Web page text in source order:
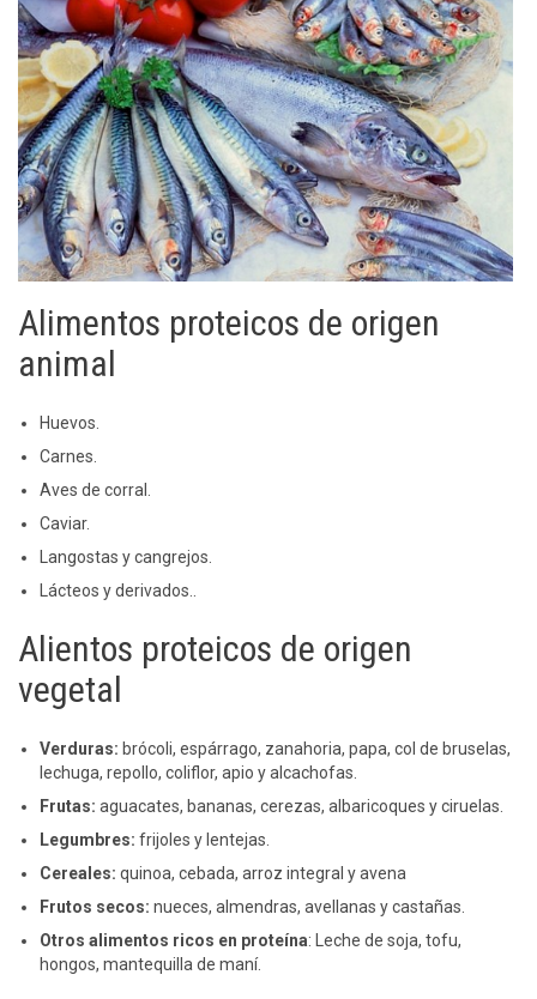
Alimentos proteicos de origen
animal
Huevos.
Carnes.
Aves de corral.
Caviar.
Langostas y cangrejos.
Lácteos y derivados..
Alientos proteicos de origen
vegetal
Verduras: brócoli, espárrago, zanahoria, papa, col de bruselas,
lechuga, repollo, coliflor, apio y alcachofas.
Frutas: aguacates, bananas, cerezas, albaricoques y ciruelas.
Legumbres: frijoles y lentejas.
Cereales: quinoa, cebada, arroz integral y avena
Frutos secos: nueces, almendras, avellanas y castañas.
Otros alimentos ricos en proteína: Leche de soja, tofu,
hongos, mantequilla de maní.